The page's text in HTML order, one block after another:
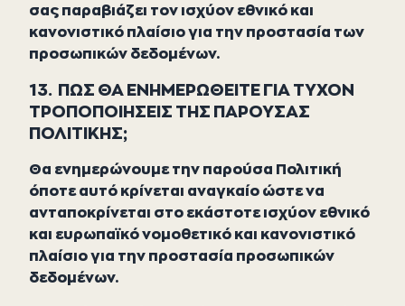
σας παραβιάζει τον ισχύον εθνικό και
κανονιστικό πλαίσιο για την προστασία των
προσωπικών δεδομένων.
13. ΠΩΣ ΘΑ ΕΝΗΜΕΡΩΘΕΙΤΕ ΓΙΑ ΤΥΧΟΝ
ΤΡΟΠΟΠΟΙΗΣΕΙΣ ΤΗΣ ΠΑΡΟΥΣΑΣ
ΠΟΛΙΤΙΚΗΣ;
Θα ενημερώνουμε την παρούσα Πολιτική
όποτε αυτό κρίνεται αναγκαίο ώστε να
ανταποκρίνεται στο εκάστοτε ισχύον εθνικό
και ευρωπαϊκό νομοθετικό και κανονιστικό
πλαίσιο για την προστασία προσωπικών
δεδομένων.